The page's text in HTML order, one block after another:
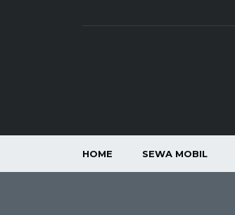
HOME SEWA MOBIL